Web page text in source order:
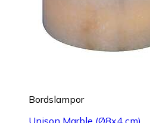
Bordslampor